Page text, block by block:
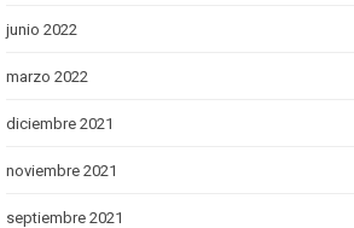
junio 2022
marzo 2022
diciembre 2021
noviembre 2021
septiembre 2021